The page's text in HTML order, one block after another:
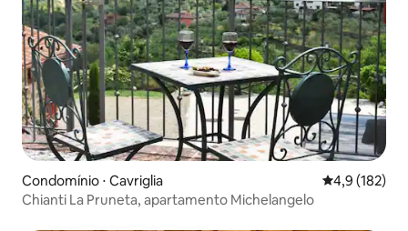
Condomínio ⋅ Cavriglia 4,9 de uma
4,9 (182)
Chianti La Pruneta, apartamento Michelangelo